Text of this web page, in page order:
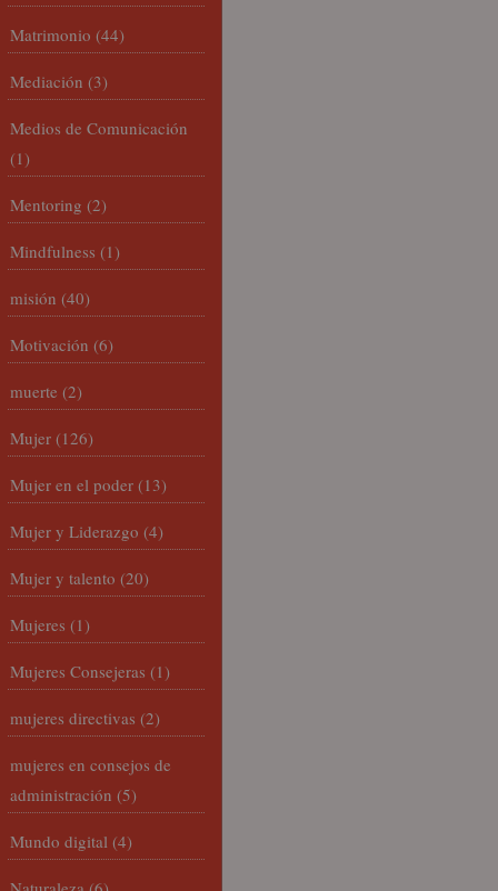
Matrimonio (44)
Mediación (3)
Medios de Comunicación
(1)
Mentoring (2)
Mindfulness (1)
misión (40)
Motivación (6)
muerte (2)
Mujer (126)
Mujer en el poder (13)
Mujer y Liderazgo (4)
Mujer y talento (20)
Mujeres (1)
Mujeres Consejeras (1)
mujeres directivas (2)
mujeres en consejos de
administración (5)
Mundo digital (4)